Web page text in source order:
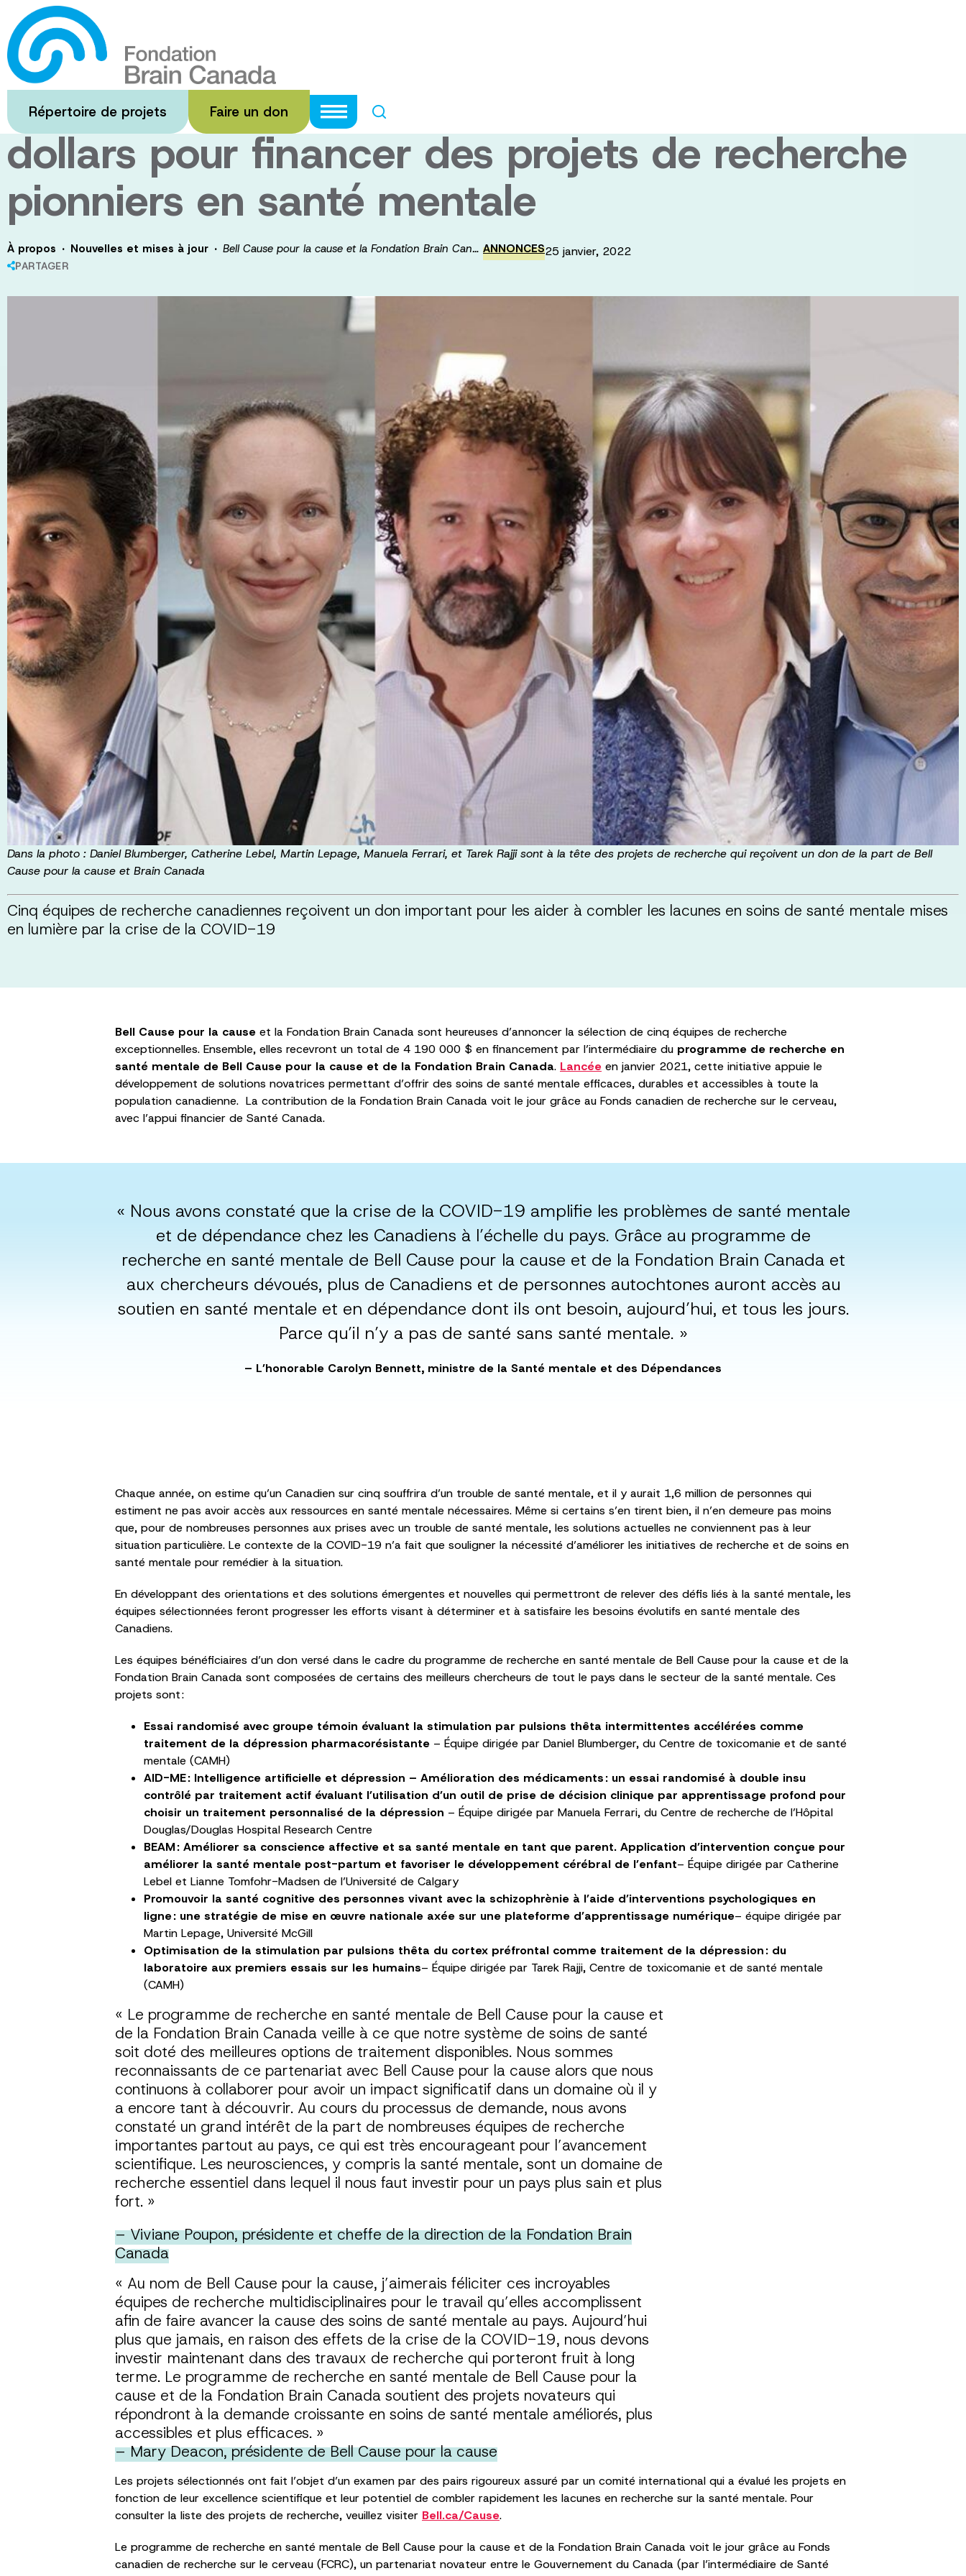
Passer
au
contenu
principal
Répertoire de projets Faire un don
Bell Cause pour la cause et la Fondation Brain
Canada versent plus de quatre millions de
dollars pour financer des projets de recherche
pionniers en santé mentale
À propos · Nouvelles et mises à jour · Bell Cause pour la cause et la Fondation Brain Can…
PARTAGER
ANNONCES25 janvier, 2022
Dans la photo : Daniel Blumberger, Catherine Lebel, Martin Lepage, Manuela Ferrari, et Tarek Rajji sont à la tête des projets de recherche qui reçoivent un don de la part de Bell
Cause pour la cause et Brain Canada
Cinq équipes de recherche canadiennes reçoivent un don important pour les aider à combler les lacunes en soins de santé mentale mises
en lumière par la crise de la COVID-19
Bell Cause pour la cause et la Fondation Brain Canada sont heureuses d’annoncer la sélection de cinq équipes de recherche
exceptionnelles. Ensemble, elles recevront un total de 4 190 000 $ en financement par l’intermédiaire du programme de recherche en
santé mentale de Bell Cause pour la cause et de la Fondation Brain Canada. Lancée en janvier 2021, cette initiative appuie le
développement de solutions novatrices permettant d’offrir des soins de santé mentale efficaces, durables et accessibles à toute la
population canadienne. La contribution de la Fondation Brain Canada voit le jour grâce au Fonds canadien de recherche sur le cerveau,
avec l’appui financier de Santé Canada.
« Nous avons constaté que la crise de la COVID-19 amplifie les problèmes de santé mentale
et de dépendance chez les Canadiens à l’échelle du pays. Grâce au programme de
recherche en santé mentale de Bell Cause pour la cause et de la Fondation Brain Canada et
aux chercheurs dévoués, plus de Canadiens et de personnes autochtones auront accès au
soutien en santé mentale et en dépendance dont ils ont besoin, aujourd’hui, et tous les jours.
Parce qu’il n’y a pas de santé sans santé mentale. »
– L’honorable Carolyn Bennett, ministre de la Santé mentale et des Dépendances
Chaque année, on estime qu’un Canadien sur cinq souffrira d’un trouble de santé mentale, et il y aurait 1,6 million de personnes qui
estiment ne pas avoir accès aux ressources en santé mentale nécessaires. Même si certains s’en tirent bien, il n’en demeure pas moins
que, pour de nombreuses personnes aux prises avec un trouble de santé mentale, les solutions actuelles ne conviennent pas à leur
situation particulière. Le contexte de la COVID-19 n’a fait que souligner la nécessité d’améliorer les initiatives de recherche et de soins en
santé mentale pour remédier à la situation.
En développant des orientations et des solutions émergentes et nouvelles qui permettront de relever des défis liés à la santé mentale, les
équipes sélectionnées feront progresser les efforts visant à déterminer et à satisfaire les besoins évolutifs en santé mentale des
Canadiens.
Les équipes bénéficiaires d’un don versé dans le cadre du programme de recherche en santé mentale de Bell Cause pour la cause et de la
Fondation Brain Canada sont composées de certains des meilleurs chercheurs de tout le pays dans le secteur de la santé mentale. Ces
projets sont :
Essai randomisé avec groupe témoin évaluant la stimulation par pulsions thêta intermittentes accélérées comme
traitement de la dépression pharmacorésistante – Équipe dirigée par Daniel Blumberger, du Centre de toxicomanie et de santé
mentale (CAMH)
AID-ME : Intelligence artificielle et dépression – Amélioration des médicaments : un essai randomisé à double insu
contrôlé par traitement actif évaluant l’utilisation d’un outil de prise de décision clinique par apprentissage profond pour
choisir un traitement personnalisé de la dépression – Équipe dirigée par Manuela Ferrari, du Centre de recherche de l’Hôpital
Douglas/Douglas Hospital Research Centre
BEAM : Améliorer sa conscience affective et sa santé mentale en tant que parent. Application d’intervention conçue pour
améliorer la santé mentale post-partum et favoriser le développement cérébral de l’enfant– Équipe dirigée par Catherine
Lebel et Lianne Tomfohr-Madsen de l’Université de Calgary
Promouvoir la santé cognitive des personnes vivant avec la schizophrènie à l’aide d’interventions psychologiques en
ligne : une stratégie de mise en œuvre nationale axée sur une plateforme d’apprentissage numérique– équipe dirigée par
Martin Lepage, Université McGill
Optimisation de la stimulation par pulsions thêta du cortex préfrontal comme traitement de la dépression : du
laboratoire aux premiers essais sur les humains– Équipe dirigée par Tarek Rajji, Centre de toxicomanie et de santé mentale
(CAMH)
« Le programme de recherche en santé mentale de Bell Cause pour la cause et
de la Fondation Brain Canada veille à ce que notre système de soins de santé
soit doté des meilleures options de traitement disponibles. Nous sommes
reconnaissants de ce partenariat avec Bell Cause pour la cause alors que nous
continuons à collaborer pour avoir un impact significatif dans un domaine où il y
a encore tant à découvrir. Au cours du processus de demande, nous avons
constaté un grand intérêt de la part de nombreuses équipes de recherche
importantes partout au pays, ce qui est très encourageant pour l’avancement
scientifique. Les neurosciences, y compris la santé mentale, sont un domaine de
recherche essentiel dans lequel il nous faut investir pour un pays plus sain et plus
fort. »
– Viviane Poupon, présidente et cheffe de la direction de la Fondation Brain
Canada
« Au nom de Bell Cause pour la cause, j’aimerais féliciter ces incroyables
équipes de recherche multidisciplinaires pour le travail qu’elles accomplissent
afin de faire avancer la cause des soins de santé mentale au pays. Aujourd’hui
plus que jamais, en raison des effets de la crise de la COVID-19, nous devons
investir maintenant dans des travaux de recherche qui porteront fruit à long
terme. Le programme de recherche en santé mentale de Bell Cause pour la
cause et de la Fondation Brain Canada soutient des projets novateurs qui
répondront à la demande croissante en soins de santé mentale améliorés, plus
accessibles et plus efficaces. »
– Mary Deacon, présidente de Bell Cause pour la cause
Les projets sélectionnés ont fait l’objet d’un examen par des pairs rigoureux assuré par un comité international qui a évalué les projets en
fonction de leur excellence scientifique et leur potentiel de combler rapidement les lacunes en recherche sur la santé mentale. Pour
consulter la liste des projets de recherche, veuillez visiter Bell.ca/Cause.
Le programme de recherche en santé mentale de Bell Cause pour la cause et de la Fondation Brain Canada voit le jour grâce au Fonds
canadien de recherche sur le cerveau (FCRC), un partenariat novateur entre le Gouvernement du Canada (par l’intermédiaire de Santé